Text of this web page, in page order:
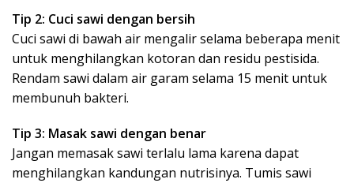
Tip 2: Cuci sawi dengan bersih
Cuci sawi di bawah air mengalir selama beberapa menit
untuk menghilangkan kotoran dan residu pestisida.
Rendam sawi dalam air garam selama 15 menit untuk
membunuh bakteri.
Tip 3: Masak sawi dengan benar
Jangan memasak sawi terlalu lama karena dapat
menghilangkan kandungan nutrisinya. Tumis sawi